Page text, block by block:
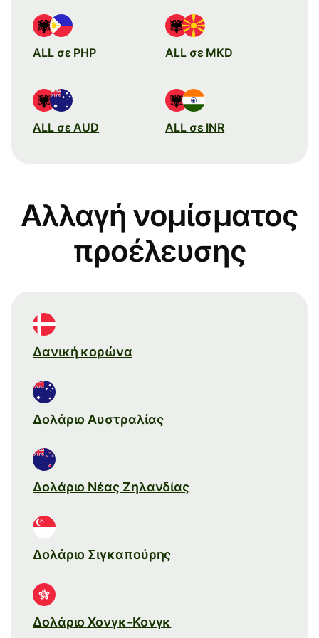
ALL σε PHP ALL σε MKD
ALL σε AUD ALL σε INR
Αλλαγή νομίσματος
προέλευσης
Δανική κορώνα
Δολάριο Αυστραλίας
Δολάριο Νέας Ζηλανδίας
Δολάριο Σιγκαπούρης
Δολάριο Χονγκ-Κονγκ